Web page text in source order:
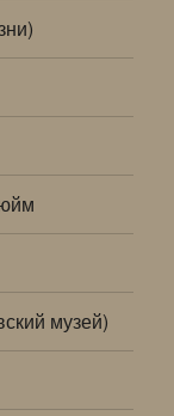
музей)